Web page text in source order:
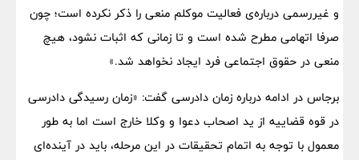
و غیررسمی درباره‌ی فعالیت موکلم منعی را ذکر نکرده است؛ چون
صرفا اتهامی مطرح شده است و تا زمانی که اثبات نشود، هیچ
منعی در حقوق اجتماعی فرد ایجاد نخواهد شد.»
برجاس در ادامه درباره‌ زمان دادرسی گفت: «زمان رسیدگی دادرسی
در قوه قضاییه از ید اصحاب دعوا و وکلا خارج است اما به طور
معمول با توجه به اتمام تحقیقات در این مرحله، باید در آینده‌ای